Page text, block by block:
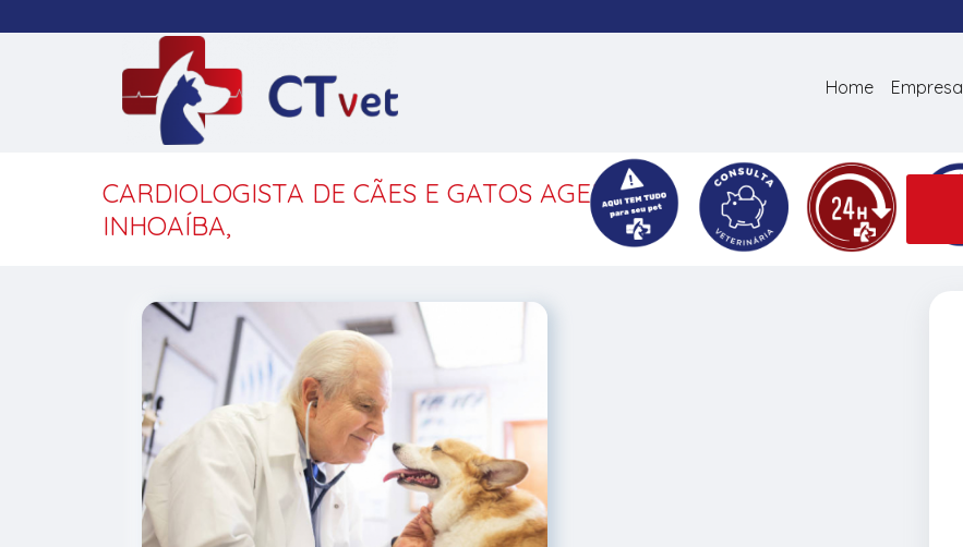
Home Empresa
CARDIOLOGISTA DE CÃES E GATOS AGENDAR
INHOAÍBA,